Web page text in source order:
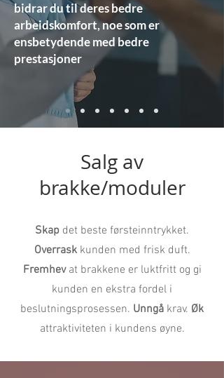
bidrar du til deres bedre
arbeidskomfort, noe som er
ensbetydende med bedre
prestasjoner
Salg av
brakke/moduler
Skap det beste førsteinntrykket.
Overraskkunden med frisk duft.
Fremhevat brakkene er luktfritt og gi
kunden en ekstra fordel i
beslutningsprosessen. Unngå krav. Øk
attraktiviteten i kundens øyne.